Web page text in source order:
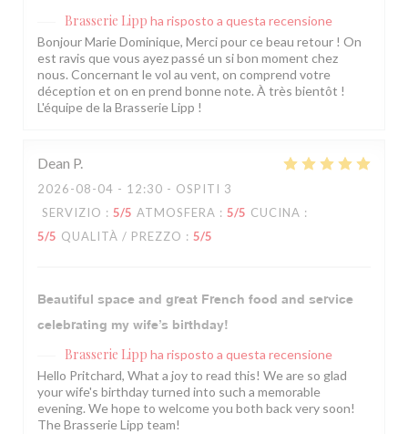
Brasserie Lipp ha risposto a questa recensione
Bonjour Marie Dominique, Merci pour ce beau retour ! On
est ravis que vous ayez passé un si bon moment chez
nous. Concernant le vol au vent, on comprend votre
déception et on en prend bonne note. À très bientôt !
L'équipe de la Brasserie Lipp !
Dean P
2026-08-04 - 12:30 - OSPITI 3
SERVIZIO : 5/5 ATMOSFERA : 5/5 CUCINA :
5/5 QUALITÀ / PREZZO : 5/5
Beautiful space and great French food and service
celebrating my wife’s birthday!
Brasserie Lipp ha risposto a questa recensione
Hello Pritchard, What a joy to read this! We are so glad
your wife's birthday turned into such a memorable
evening. We hope to welcome you both back very soon!
The Brasserie Lipp team!